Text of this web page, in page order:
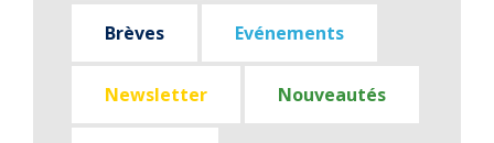
Brèves Evénements
Newsletter Nouveautés